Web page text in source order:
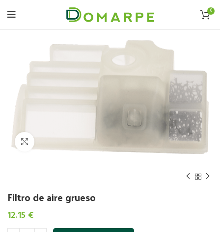
0
Click to enlarge
Filtro de aire grueso
12.15 €